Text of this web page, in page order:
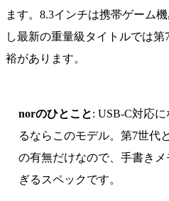
ます。8.3インチは携帯ゲーム
し最新の重量級タイトルでは
裕があります。
norのひとこと: USB-C対応
るならこのモデル。第7世代
の有無だけなので、手書き
ぎるスペックです。